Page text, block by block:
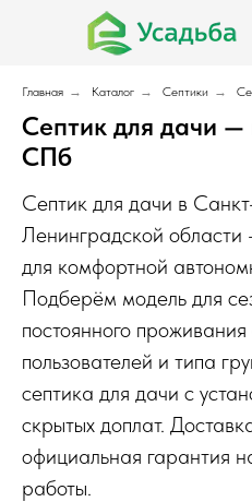
Главная → Каталог → Септики →
Септик для дачи —
СПб
Септик для дачи в
Ленинградской
для комфортной
Подберём модель для
постоянного
пользователей и типа
септика для дачи с
скрытых доплат.
официальная гарантия
работы.